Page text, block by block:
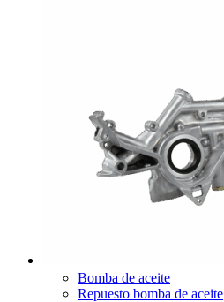
Bomba de aceite
Repuesto bomba de aceite